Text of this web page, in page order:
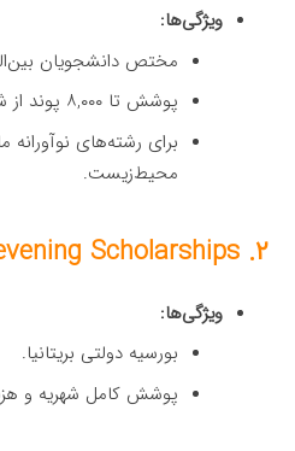
ویژگی‌ها:
مختص دانشجویان
پوشش تا ۸,۰۰۰ پوند از شهریه.
برای رشته‌های نوآورانه
محیط‌زیست.
۲. Chevening Scholarships
ویژگی‌ها:
بورسیه دولتی بریتانیا.
پوشش کامل شهریه و